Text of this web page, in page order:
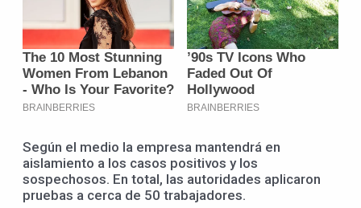
Según el medio la empresa mantendrá en
aislamiento a los casos positivos y los
sospechosos. En total, las autoridades aplicaron
pruebas a cerca de 50 trabajadores.